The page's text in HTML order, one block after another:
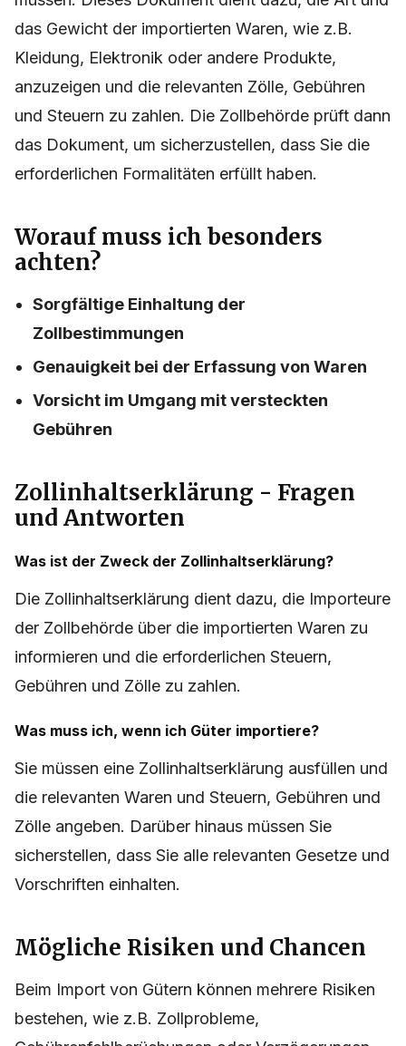
das Gewicht der importierten Waren, wie z.B.
Kleidung, Elektronik oder andere Produkte,
anzuzeigen und die relevanten Zölle, Gebühren
und Steuern zu zahlen. Die Zollbehörde prüft dann
das Dokument, um sicherzustellen, dass Sie die
erforderlichen Formalitäten erfüllt haben.
Worauf muss ich besonders
achten?
Sorgfältige Einhaltung der
Zollbestimmungen
Genauigkeit bei der Erfassung von Waren
Vorsicht im Umgang mit versteckten
Gebühren
Zollinhaltserklärung - Fragen
und Antworten
Was ist der Zweck der Zollinhaltserklärung?
Die Zollinhaltserklärung dient dazu, die Importeure
der Zollbehörde über die importierten Waren zu
informieren und die erforderlichen Steuern,
Gebühren und Zölle zu zahlen.
Was muss ich, wenn ich Güter importiere?
Sie müssen eine Zollinhaltserklärung ausfüllen und
die relevanten Waren und Steuern, Gebühren und
Zölle angeben. Darüber hinaus müssen Sie
sicherstellen, dass Sie alle relevanten Gesetze und
Vorschriften einhalten.
Mögliche Risiken und Chancen
Beim Import von Gütern können mehrere Risiken
bestehen, wie z.B. Zollprobleme,